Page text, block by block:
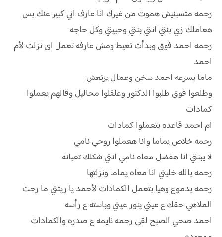
رحمه متسبنيش هموت من غيرك انا عارف اني كبير عنك بس
هعاملك زي بنتي انتي بنتي وحبيتي وكل حاجه
رحمه احمد فوق وبدأت تعيط ومش عارفه تعمل اى نزلت لأم
احمد
ماما بسرعه احمد سخن وعمال يرتعش
وطلعوا فوق طلبوا الدكتور وعلقلوا محاليل وقالهم يعملوا
كمادات
ام احمد قاعده بتعملوا كمادات
رحمه خلاص يماما وانا هعملوا روحي نامي
لا يبنتي انا هفضل معاه نامي انتي شكلك تعبانه
رحمه بالله خليني انا معاه يماما ونزلتها
رحمه بدموع وهيا بتعمل الكمادات لأحمد يا ريتني ما رحت
الملاهي حقك ع عيني ينور عيني وباسته ع رأسه
احمد صحي الصبح لقى رحمه نايمه ع صدره والكمادات